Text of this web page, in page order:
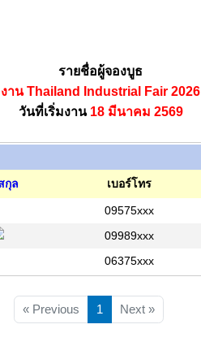
รายชื่อผู้จองบูธ
งาน Thailand Industrial Fair 2026
วันที่เริ่มงาน 18 มีนาคม 2569
กุล เบอร์โทร
09575xxx
09989xxx
06375xxx
« Previous 1 Next »